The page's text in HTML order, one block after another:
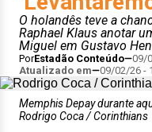
O holandês teve a
Raphael Klaus anotar
Miguel em Gustavo
PorEstadão Conteúdo 09/
Atualizado em
09/02/26 -
Memphis Depay durante
Rodrigo Coca / Corinthians